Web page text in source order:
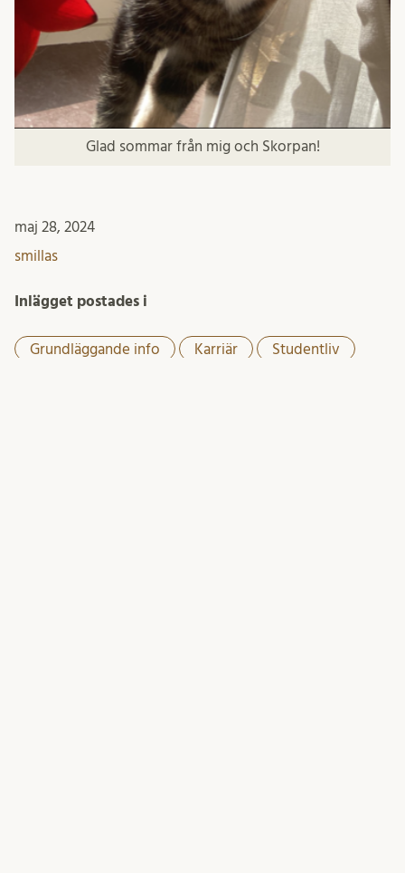
Glad sommar från mig och Skorpan!
maj 28, 2024
smillas
Inlägget postades i
Grundläggande info Karriär Studentliv